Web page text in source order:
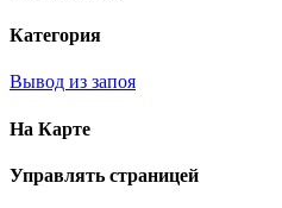
Категория
Вывод из запоя
На Карте
Управлять страницей